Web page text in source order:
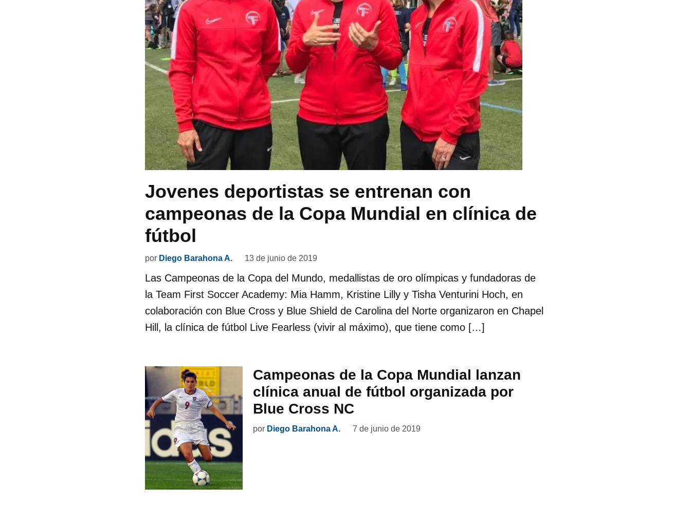
Jovenes deportistas se entrenan con
campeonas de la Copa Mundial en clínica de
fútbol
por Diego Barahona A. 13 de junio de 2019
Las Campeonas de la Copa del Mundo, medallistas de oro olímpicas y fundadoras de
la Team First Soccer Academy: Mia Hamm, Kristine Lilly y Tisha Venturini Hoch, en
colaboración con Blue Cross y Blue Shield de Carolina del Norte organizaron en Chapel
Hill, la clínica de fútbol Live Fearless (vivir al máximo), que tiene como […]
Campeonas de la Copa Mundial lanzan
clínica anual de fútbol organizada por
Blue Cross NC
por Diego Barahona A. 7 de junio de 2019